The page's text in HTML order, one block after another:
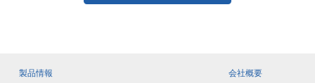
製品情報
会社概要